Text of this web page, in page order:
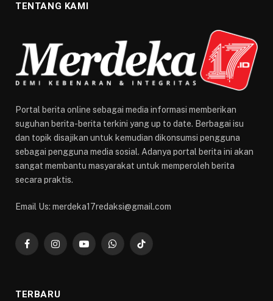
TENTANG KAMI
Portal berita online sebagai media informasi memberikan
suguhan berita-berita terkini yang up to date. Berbagai isu
dan topik disajikan untuk kemudian dikonsumsi pengguna
sebagai pengguna media sosial. Adanya portal berita ini akan
sangat membantu masyarakat untuk memperoleh berita
secara praktis.
Email Us: merdeka17redaksi@gmail.com
FacebookInstagramYouTubeWhatsAppTikTok
TERBARU